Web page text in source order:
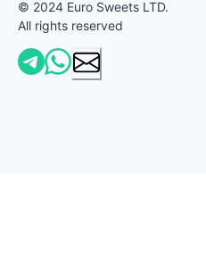
© 2024 Euro Sweets LTD.
All rights reserved